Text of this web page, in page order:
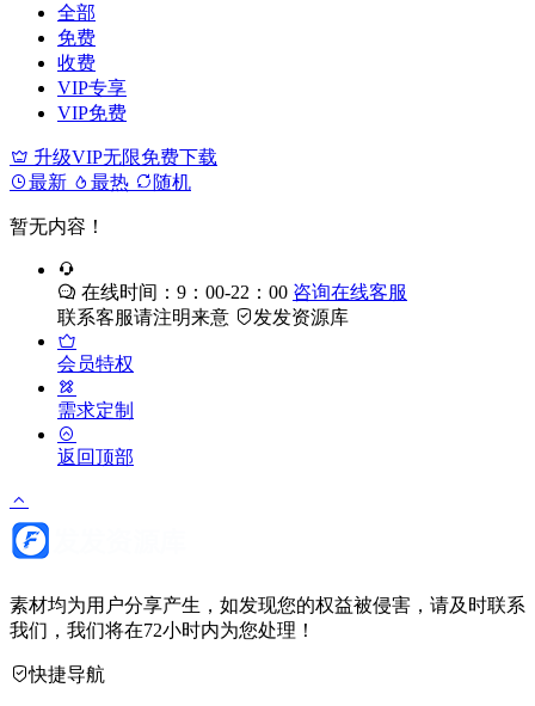
全部
免费
收费
VIP专享
VIP免费
升级VIP无限免费下载
最新
最热 随机
暂无内容！
在线时间：9：00-22：00 咨询在线客服
联系客服请注明来意
发发资源库
会员特权
需求定制
返回顶部
素材均为用户分享产生，如发现您的权益被侵害，请及时联系
我们，我们将在72小时内为您处理！
快捷导航